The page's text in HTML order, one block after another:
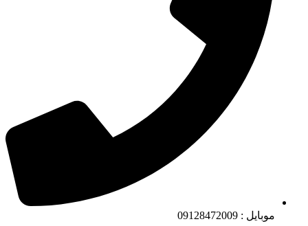
موبایل : 09128472009